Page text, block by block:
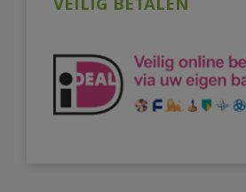
VEILIG BETALEN